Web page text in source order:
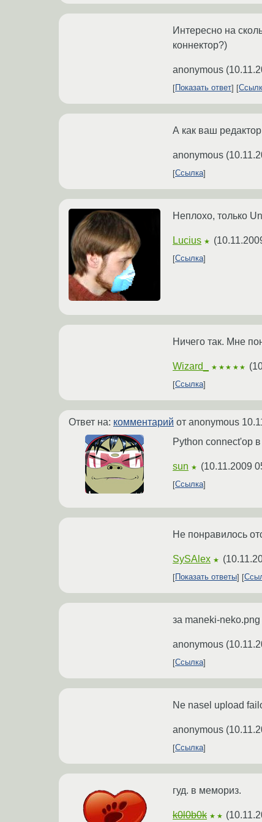
Интересно на
коннектор?)
anonymous (
Показать ответ
А как ваш
anonymous (
Ссылка
Неплохо, только
Lucius ★ (
Ссылка
Ничего так. Мне
Wizard_ ★★★★★ (
Ссылка
Ответ на: комментарий от anonymous
Python connect'ор
sun ★ (10.11.2009
Ссылка
Не понравилось
SySAlex ★ (
Показать ответы
за maneki-neko.png
anonymous (
Ссылка
Ne nasel upload
anonymous (
Ссылка
гуд. в мемориз.
k0l0b0k ★★ (